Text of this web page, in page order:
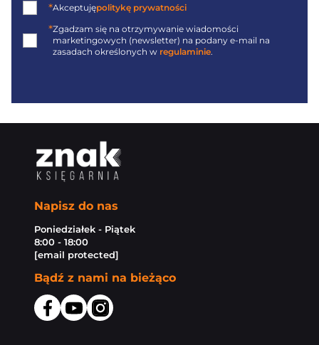
*Akceptujępolitykę prywatności
*Zgadzam się na otrzymywanie wiadomości
marketingowych (newsletter) na podany e-mail na
zasadach określonych w regulaminie.
Napisz do nas
Poniedziałek - Piątek
8:00 - 18:00
[email protected]
Bądź z nami na bieżąco